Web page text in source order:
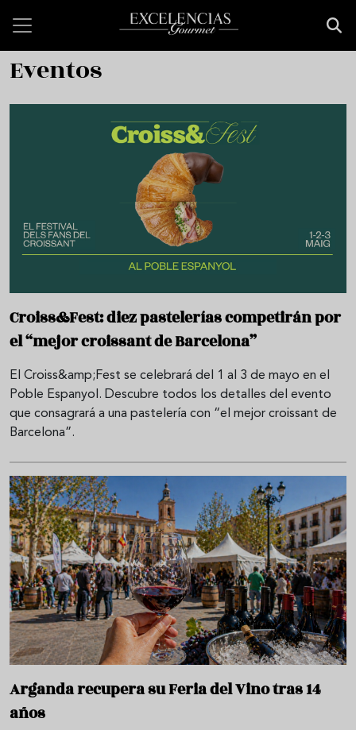
Eventos
Croiss&Fest: diez pastelerías competirán por
el “mejor croissant de Barcelona”
El Croiss&amp;Fest se celebrará del 1 al 3 de mayo en el
Poble Espanyol. Descubre todos los detalles del evento
que consagrará a una pastelería con “el mejor croissant de
Barcelona”.
Arganda recupera su Feria del Vino tras 14
años